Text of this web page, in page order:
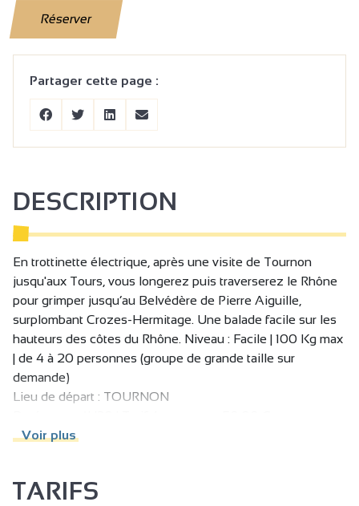
Réserver
Partager cette page :
DESCRIPTION
En trottinette électrique, après une visite de Tournon
jusqu'aux Tours, vous longerez puis traverserez le Rhône
pour grimper jusqu’au Belvédère de Pierre Aiguille,
surplombant Crozes-Hermitage. Une balade facile sur les
hauteurs des côtes du Rhône. Niveau : Facile | 100 Kg max
| de 4 à 20 personnes (groupe de grande taille sur
demande)
Lieu de départ : TOURNON
Voir plus
TARIFS